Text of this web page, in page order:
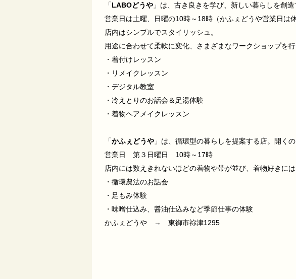
「LABOどうや 」は、古き良きを学び、新しい暮らしを創
営業日は土曜、日曜の10時～18時（かふぇどうや営業日は休
店内はシンプルでスタイリッシュ。
用途に合わせて柔軟に変化、さまざまなワークショップを行
・着付けレッスン
・リメイクレッスン
・デジタル教室
・冷えとりのお話会＆足湯体験
・着物ヘアメイクレッスン
「かふぇどうや 」は、循環型の暮らしを提案する店。開くの
営業日 第３日曜日 10時～17時
店内には数えきれないほどの着物や帯が並び、着物好きには
・循環農法のお話会
・足もみ体験
・味噌仕込み、醤油仕込みなど季節仕事の体験
かふぇどうや → 東御市祢津1295